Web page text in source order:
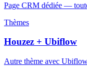
Page CRM dédiée —
Thèmes
Houzez + Ubiflow
Autre thème avec